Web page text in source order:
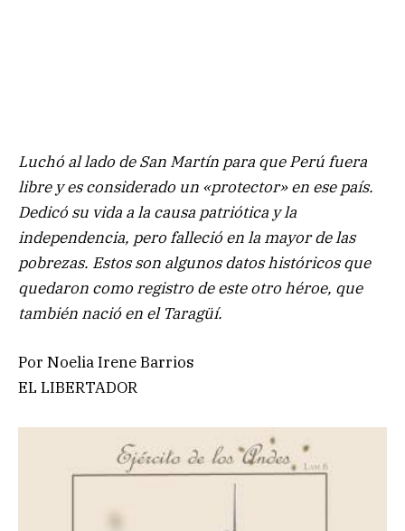
Luchó al lado de San Martín para que Perú fuera
libre y es considerado un «protector» en ese país.
Dedicó su vida a la causa patriótica y la
independencia, pero falleció en la mayor de las
pobrezas. Estos son algunos datos históricos que
quedaron como registro de este otro héroe, que
también nació en el Taragüí.
Por Noelia Irene Barrios
EL LIBERTADOR